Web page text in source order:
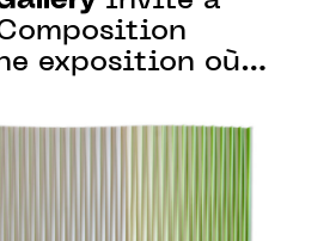
exposition où